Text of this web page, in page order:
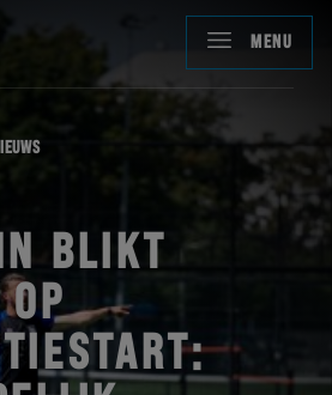
MENU
BLIKT
OP